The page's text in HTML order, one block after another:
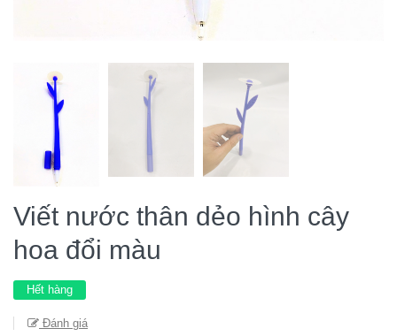
Viết nước thân dẻo hình cây
hoa đổi màu
Hết hàng
Đánh giá